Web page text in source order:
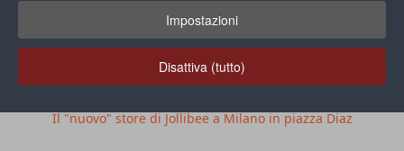
Impostazioni
Disattiva (tutto)
Il "nuovo" store di Jollibee a Milano in piazza Diaz